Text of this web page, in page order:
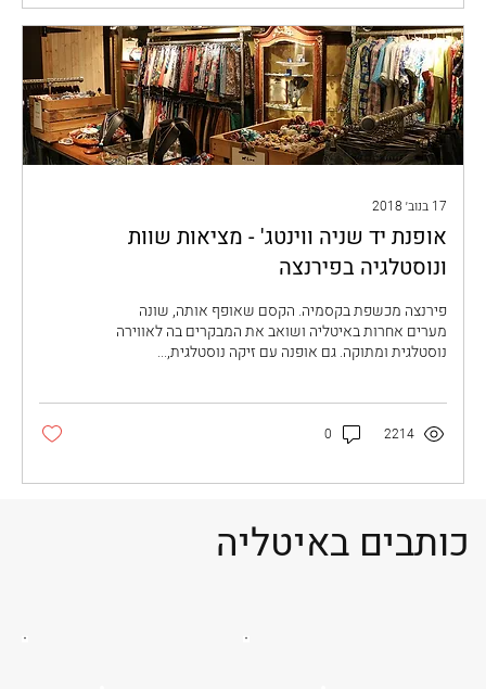
17 בנוב׳ 2018
אופנת יד שניה ווינטג' - מציאות שוות
ונוסטלגיה בפירנצה
פירנצה מכשפת בקסמיה. הקסם שאופף אותה, שונה
מערים אחרות באיטליה ושואב את המבקרים בה לאווירה
נוסטלגית ומתוקה. גם אופנה עם זיקה נוסטלגית,...
2214
0
כותבים באיטליה